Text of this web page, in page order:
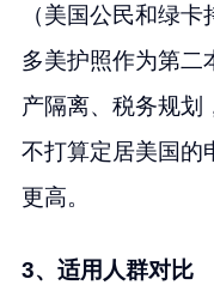
（美国公民和绿
多美护照作为第二
产隔离、税务规划
不打算定居美国的
更高。
3、适用人群对比